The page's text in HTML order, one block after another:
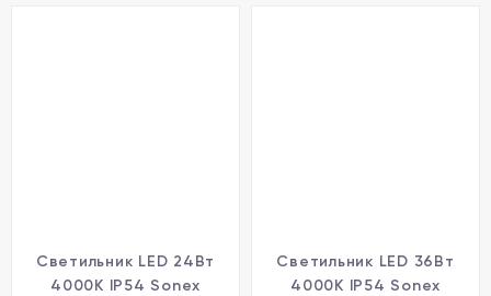
Cветильник LED 24Вт
4000K IP54 Sonex
Светильник LED 36Вт
4000K IP54 Sonex